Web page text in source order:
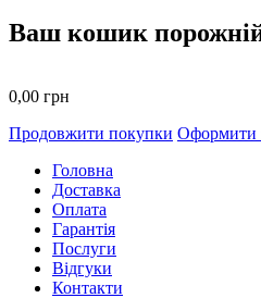
Ваш кошик
0,00 грн
Продовжити покупки Оформити
Головна
Доставка
Оплата
Гарантія
Послуги
Відгуки
Контакти